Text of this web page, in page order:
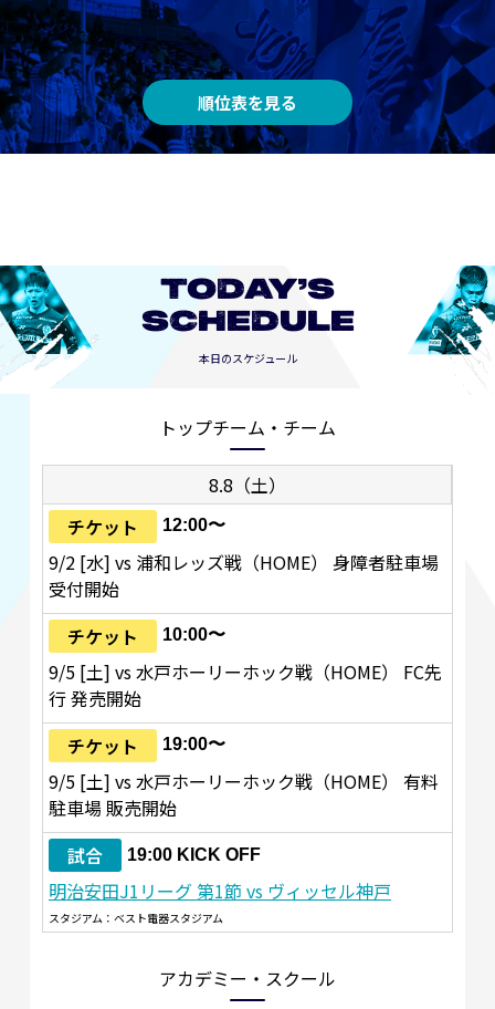
順位表を見る
TODAY’S
SCHEDULE
本日のスケジュール
トップチーム・チーム
8.8（土）
チケット
12:00〜
9/2 [水] vs 浦和レッズ戦（HOME） 身障者駐車場
受付開始
チケット
10:00〜
9/5 [土] vs 水戸ホーリーホック戦（HOME） FC先
行 発売開始
チケット
19:00〜
9/5 [土] vs 水戸ホーリーホック戦（HOME） 有料
駐車場 販売開始
試合
19:00 KICK OFF
明治安田J1リーグ 第1節 vs ヴィッセル神戸
スタジアム：ベスト電器スタジアム
アカデミー・スクール